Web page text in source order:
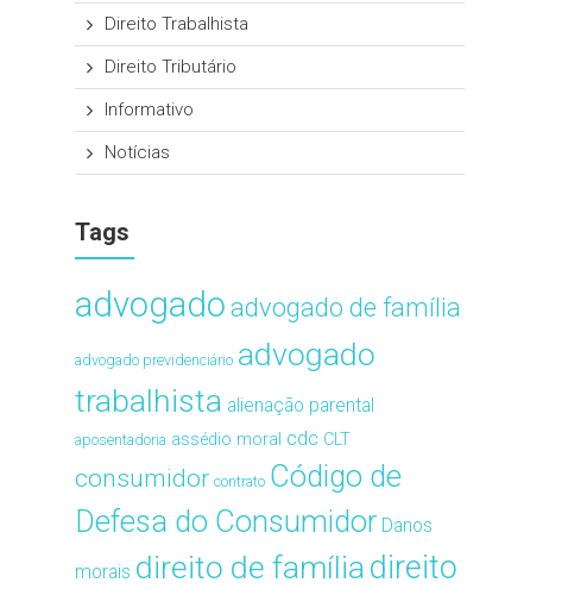
Direito Trabalhista
Direito Tributário
Informativo
Notícias
Tags
advogado advogado de família
advogado previdenciário advogado
trabalhista alienação parental
aposentadoria assédio moral cdc CLT
consumidor contrato Código de
Defesa do Consumidor Danos
morais direito de famíliadireito